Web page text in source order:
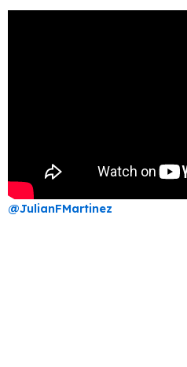
@JulianFMartinez